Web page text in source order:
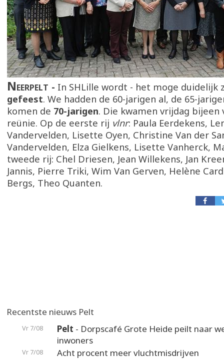
Neerpelt
In SHLille wordt - het moge duidelijk
gefeest. We hadden de 60-jarigen al, de 65-
komen de 70-jarigen. Die kwamen vrijdag bijeen
reünie. Op de eerste rij vlnr: Paula Eerdekens,
Vandervelden, Lisette Oyen, Christine Van der
Vandervelden, Elza Gielkens, Lisette Vanherck,
tweede rij: Chel Driesen, Jean Willekens, Jan
Jannis, Pierre Triki, Wim Van Gerven, Helène
Bergs, Theo Quanten.
Recentste nieuws Pelt
Vr 7/08 Pelt - Dorpscafé Grote Heide peilt naar
inwoners
Vr 7/08 Acht procent meer vluchtmisdrijven